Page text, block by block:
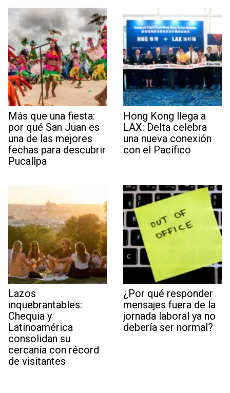
Más que una fiesta:
por qué San Juan es
una de las mejores
fechas para descubrir
Pucallpa
Hong Kong llega a
LAX: Delta celebra
una nueva conexión
con el Pacífico
Lazos
inquebrantables:
Chequia y
Latinoamérica
consolidan su
cercanía con récord
de visitantes
¿Por qué responder
mensajes fuera de la
jornada laboral ya no
debería ser normal?